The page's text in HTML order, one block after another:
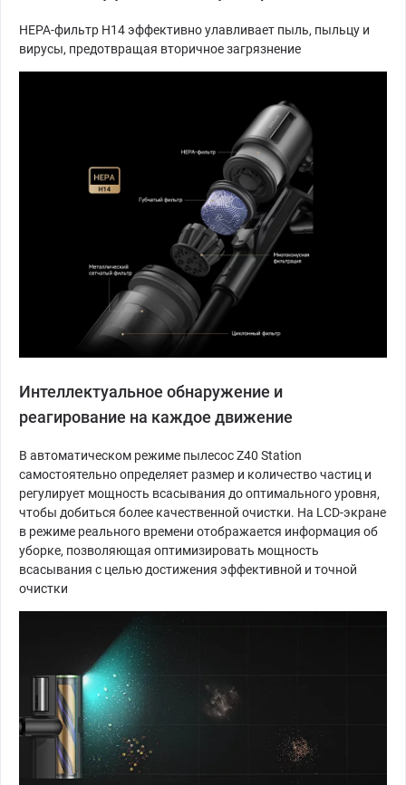
НЕРА-фильтр H14 эффективно улавливает пыль, пыльцу и
вирусы, предотвращая вторичное загрязнение
Интеллектуальное обнаружение и
реагирование на каждое движение
В автоматическом режиме пылесос Z40 Station
самостоятельно определяет размер и количество частиц и
регулирует мощность всасывания до оптимального уровня,
чтобы добиться более качественной очистки. На LCD-экране
в режиме реального времени отображается информация об
уборке, позволяющая оптимизировать мощность
всасывания с целью достижения эффективной и точной
очистки